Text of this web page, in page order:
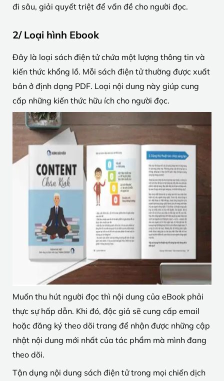
đi sâu, giải quyết triệt để vấn đề cho người đọc.
2/ Loại hình Ebook
Đây là loại sách điện tử chứa một lượng thông tin và
kiến ​​thức khổng lồ. Mỗi sách điện tử thường được xuất
bản ở định dạng PDF. Loại nội dung này giúp cung
cấp những kiến ​​thức hữu ích cho người đọc.
Muốn thu hút người đọc thì nội dung của eBook phải
thực sự hấp dẫn. Khi đó, độc giả sẽ cung cấp email
hoặc đăng ký theo dõi trang để nhận được những cập
nhật nội dung mới nhất của tác phẩm mà mình đang
theo dõi.
Tận dụng nội dung sách điện tử trong mọi chiến dịch